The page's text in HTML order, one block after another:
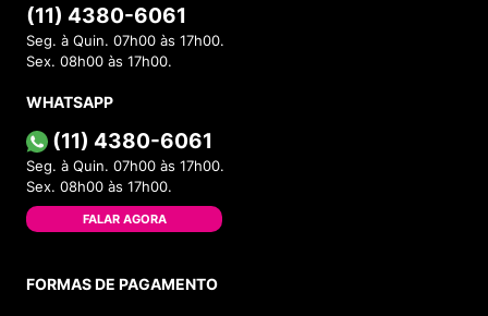
(11) 4380-6061
Seg. à Quin. 07h00 às 17h00.
Sex. 08h00 às 17h00.
WHATSAPP
(11) 4380-6061
Seg. à Quin. 07h00 às 17h00.
Sex. 08h00 às 17h00.
FALAR AGORA
FORMAS DE PAGAMENTO